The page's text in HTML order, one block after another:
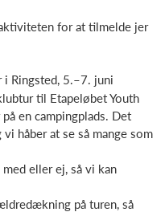
for at tilmelde jer
i Ringsted, 5.–7. juni
til Etapeløbet Youth
en campingplads. Det
håber at se så mange som
eller ej, så vi kan
på turen, så